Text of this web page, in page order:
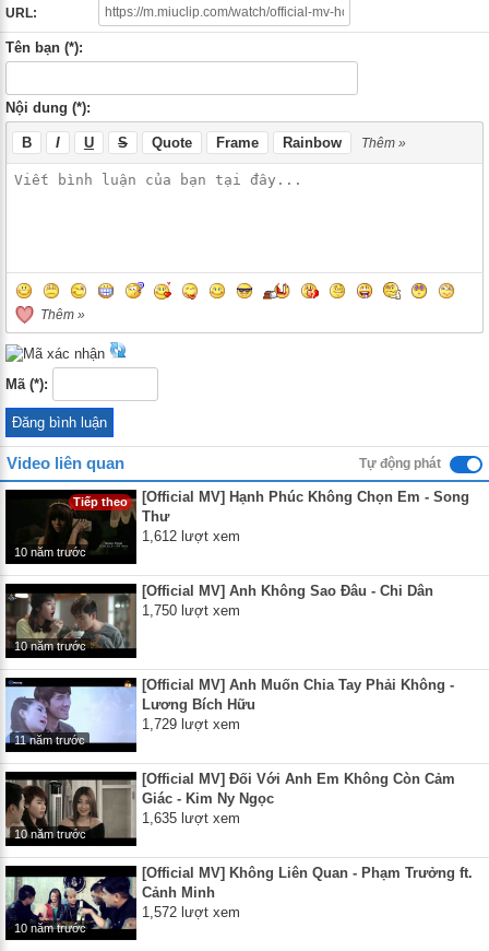
URL:
Tên bạn (*):
Nội dung (*):
B I U S Quote Frame Rainbow Thêm »
Thêm »
Mã (*):
Video liên quan Tự động phát
Tiếp theo
10 năm trước
[Official MV] Hạnh Phúc Không Chọn Em - Song
Thư
1,612 lượt xem
10 năm trước
[Official MV] Anh Không Sao Đâu - Chi Dân
1,750 lượt xem
11 năm trước
[Official MV] Anh Muốn Chia Tay Phải Không -
Lương Bích Hữu
1,729 lượt xem
10 năm trước
[Official MV] Đối Với Anh Em Không Còn Cảm
Giác - Kim Ny Ngọc
1,635 lượt xem
10 năm trước
[Official MV] Không Liên Quan - Phạm Trưởng ft.
Cảnh Minh
1,572 lượt xem